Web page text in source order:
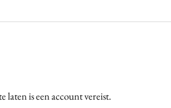
laten is een account vereist.